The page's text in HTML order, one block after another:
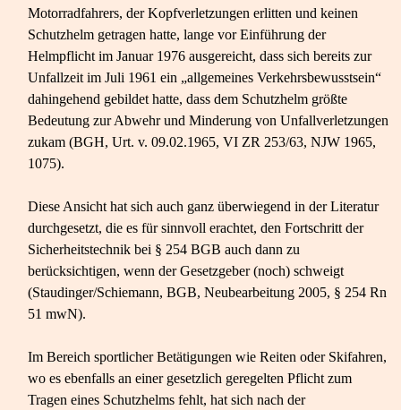
Motorradfahrers, der Kopfverletzungen erlitten und keinen
Schutzhelm getragen hatte, lange vor Einführung der
Helmpflicht im Januar 1976 ausgereicht, dass sich bereits zur
Unfallzeit im Juli 1961 ein „allgemeines Verkehrsbewusstsein“
dahingehend gebildet hatte, dass dem Schutzhelm größte
Bedeutung zur Abwehr und Minderung von Unfallverletzungen
zukam (BGH, Urt. v. 09.02.1965, VI ZR 253/63, NJW 1965,
1075).
Diese Ansicht hat sich auch ganz überwiegend in der Literatur
durchgesetzt, die es für sinnvoll erachtet, den Fortschritt der
Sicherheitstechnik bei § 254 BGB auch dann zu
berücksichtigen, wenn der Gesetzgeber (noch) schweigt
(Staudinger/Schiemann, BGB, Neubearbeitung 2005, § 254 Rn
51 mwN).
Im Bereich sportlicher Betätigungen wie Reiten oder Skifahren,
wo es ebenfalls an einer gesetzlich geregelten Pflicht zum
Tragen eines Schutzhelms fehlt, hat sich nach der